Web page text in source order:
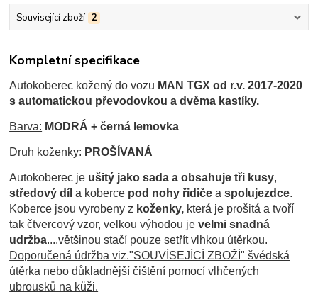
Související zboží 2
Kompletní specifikace
Autokoberec kožený do vozu MAN TGX od r.v. 2017-2020
s automatickou převodovkou a dvěma kastíky.
Barva: MODRÁ + černá lemovka
Druh koženky: PROŠÍVANÁ
Autokoberec je ušitý jako sada a obsahuje tři kusy,
středový díl a koberce pod nohy řidiče aspolujezdce.
Koberce jsou vyrobeny z koženky, která je prošitá a tvoří
tak čtvercový vzor, velkou výhodou jevelmi snadná
udržba....většinou stačí pouze setřít vlhkou útěrkou.
Doporučená údržba viz."SOUVÍSEJÍCÍ ZBOŽÍ" švédská
útěrka nebo důkladnější čištění pomocí vlhčených
ubrousků na kůži.